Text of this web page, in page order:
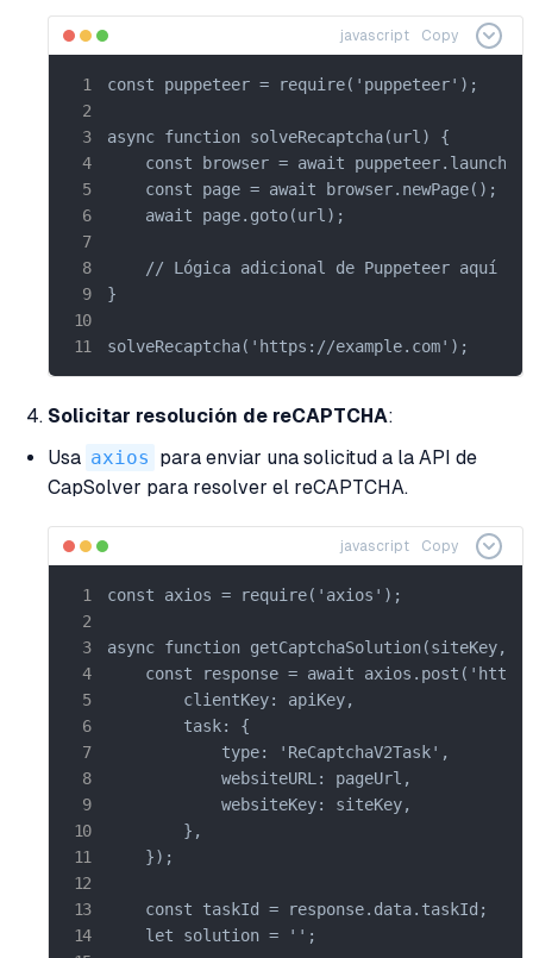
javascript Copy
const puppeteer = require('puppeteer');
async function solveRecaptcha(url) {
const browser = await
    const page = await browser.newPage();
    await page.goto(url);
    // Lógica adicional de Puppeteer aquí
}
solveRecaptcha('https://example.com');
Solicitar resolución de reCAPTCHA:
Usa axios para enviar una solicitud a la API de
CapSolver para resolver el reCAPTCHA.
javascript Copy
const axios = require('axios');
async function getCaptchaSolution(siteKey,
const response = await
        clientKey: apiKey,
        task: {
            type: 'ReCaptchaV2Task',
            websiteURL: pageUrl,
            websiteKey: siteKey,
        },
    });
    const taskId = response.data.taskId;
    let solution = '';